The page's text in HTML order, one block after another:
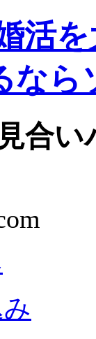
活
な
合